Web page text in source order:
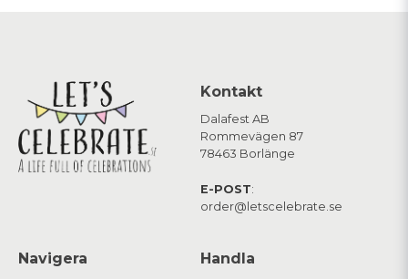
Kontakt
Dalafest AB
Rommevägen 87
78463 Borlänge
E-POST:
order@letscelebrate.se
Navigera Handla